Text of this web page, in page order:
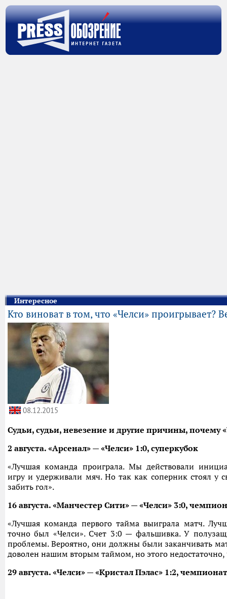
Интересное
Кто виноват в том, что «Челси»
08.12.2015
Судьи, судьи, невезение и другие причины, почему
2 августа. «Арсенал» — «Челси» 1:0, суперкубок
«Лучшая команда проиграла. Мы действовали
игру и удерживали мяч. Но так как соперник стоял у
забить гол».
16 августа. «Манчестер Сити» — «Челси» 3:0,
«Лучшая команда первого тайма выиграла матч.
точно был «Челси». Счет 3:0 — фальшивка. У
проблемы. Вероятно, они должны были заканчивать
доволен нашим вторым таймом, но этого недостаточно,
29 августа. «Челси» — «Кристал Пэлас» 1:2, чемпионат